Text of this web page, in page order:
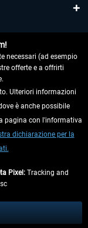
descritto.
di consegna per le
necessari (ad esempio
offerte e a offrirti
Ulteriori informazioni
è anche possibile
pagina con l'informativa
dichiarazione per la
Pixel: Tracking and